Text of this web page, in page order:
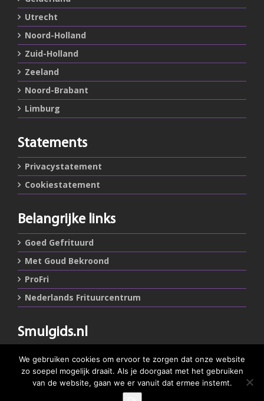
Utrecht
Noord-Holland
Zuid-Holland
Zeeland
Noord-Brabant
Limburg
Statements
Privacystatement
Cookiestatement
Belangrijke links
Goed Gefrituurd
Met Goud Bekroond
ProFri
Nederlands Frituurcentrum
Smulgids.nl
Blaarthemseweg 72
5502 JW Veldhoven
We gebruiken cookies om ervoor te zorgen dat onze website
zo soepel mogelijk draait. Als je doorgaat met het gebruiken
van de website, gaan we er vanuit dat ermee instemt.